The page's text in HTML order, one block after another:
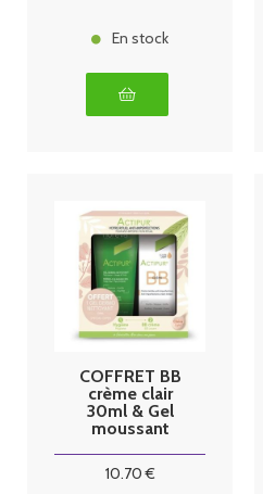
En stock
COFFRET BB
crème clair
30ml & Gel
moussant
Noreva
10.70€